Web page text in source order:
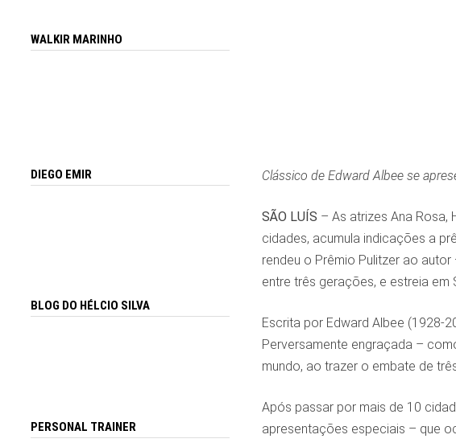
Clássico de Edward Albee se
SÃO LUÍS – As atrizes Ana Rosa,
cidades, acumula indicações a
rendeu o Prêmio Pulitzer ao
entre três gerações, e estreia em
Escrita por Edward Albee (1928-
Perversamente engraçada –
mundo, ao trazer o embate de
Após passar por mais de 10
apresentações especiais – que
WALKIR MARINHO
DIEGO EMIR
BLOG DO HÉLCIO SILVA
PERSONAL TRAINER